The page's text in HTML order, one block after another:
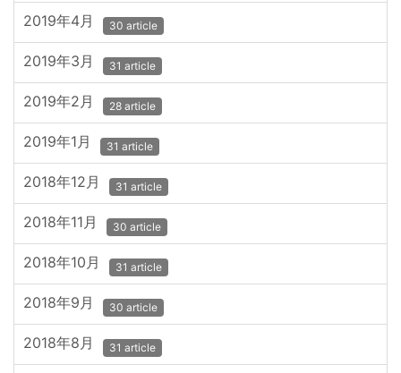
2019年4月 30 article
2019年3月 31 article
2019年2月 28 article
2019年1月 31 article
2018年12月 31 article
2018年11月 30 article
2018年10月 31 article
2018年9月 30 article
2018年8月 31 article